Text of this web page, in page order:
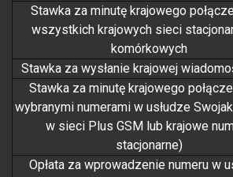
Stawka za minutę krajowego
wszystkich krajowych sieci
komórkowych
Stawka za wysłanie krajowej
Stawka za minutę krajowego
wybranymi numerami w usłudze
w sieci Plus GSM lub krajowe
stacjonarne)
Opłata za wprowadzenie numeru w